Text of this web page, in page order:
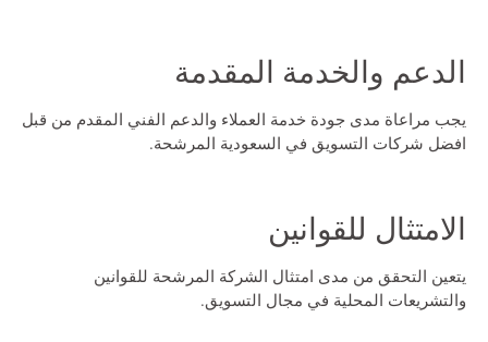
الدعم والخدمة المقدمة
يجب مراعاة مدى جودة خدمة العملاء والدعم الفني المقدم من قبل
افضل شركات التسويق في السعودية المرشحة.
الامتثال للقوانين
يتعين التحقق من مدى امتثال الشركة المرشحة للقوانين
والتشريعات المحلية في مجال التسويق.